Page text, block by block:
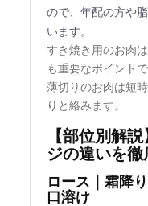
ので、年配の方や
います。
すき焼き用のお肉
も重要なポイントで
薄切りのお肉は短
りと絡みます。
【部位別解
ジの違いを徹
ロース｜霜降
口溶け